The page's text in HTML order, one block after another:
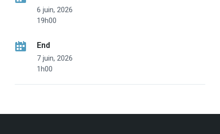
6 juin, 2026
19h00
End
7 juin, 2026
1h00